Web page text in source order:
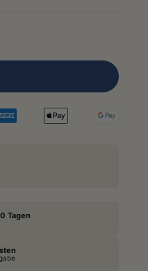
Tagen